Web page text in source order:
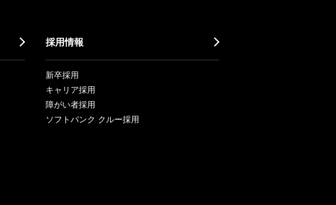
採用情報
新卒採用
キャリア採用
障がい者採用
ソフトバンク クルー採用